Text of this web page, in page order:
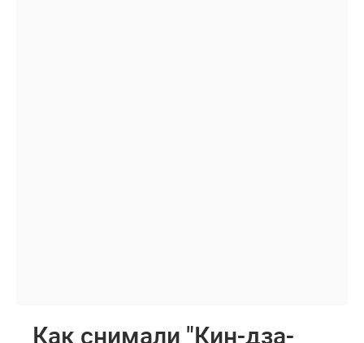
Как снимали "Кин-дза-